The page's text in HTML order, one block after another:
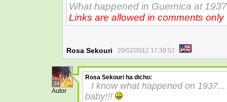
What happened in Guernica at
Links are allowed in comments only
Rosa Sekouri 20/02/2012 17:39:52
34
Autor
Rosa Sekouri ha dicho:
I know what happened on
baby!!!